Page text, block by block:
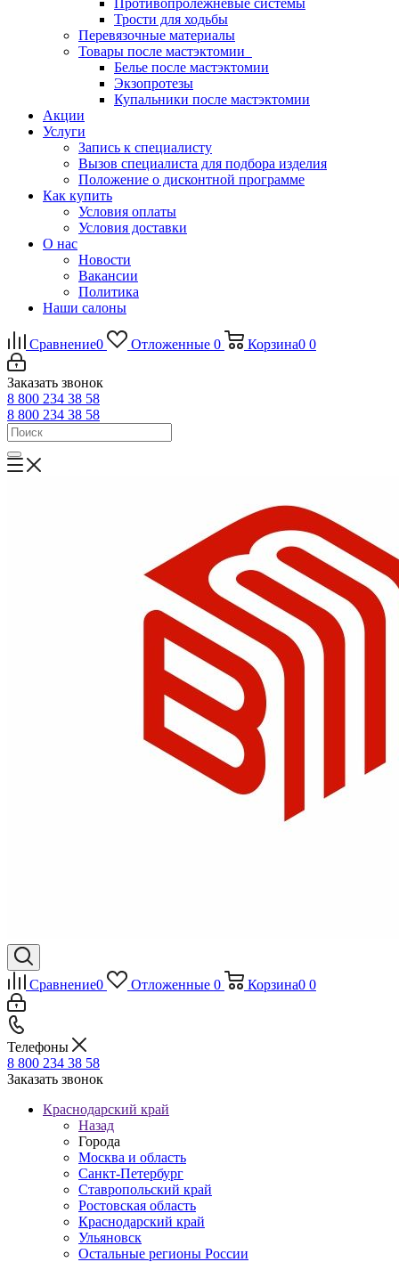
Противопролежневые системы
Трости для ходьбы
Перевязочные материалы
Товары после мастэктомии
Белье после мастэктомии
Экзопротезы
Купальники после мастэктомии
Акции
Услуги
Запись к специалисту
Вызов специалиста для подбора изделия
Положение о дисконтной программе
Как купить
Условия оплаты
Условия доставки
О нас
Новости
Вакансии
Политика
Наши салоны
Сравнение0 Отложенные 0 Корзина0 0
Заказать звонок
8 800 234 38 58
8 800 234 38 58
Сравнение0 Отложенные 0 Корзина0 0
Телефоны
8 800 234 38 58
Заказать звонок
Краснодарский край
Назад
Города
Москва и область
Санкт-Петербург
Ставропольский край
Ростовская область
Краснодарский край
Ульяновск
Остальные регионы России